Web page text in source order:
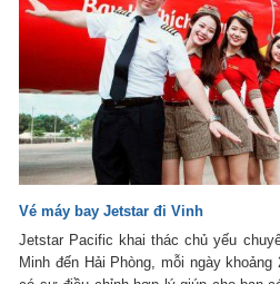
Vé máy bay Jetstar đi Vinh
Jetstar Pacific khai thác chủ yếu
Minh đến Hải Phòng, mỗi ngày